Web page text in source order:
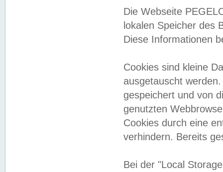
Die Webseite
lokalen Speicher des
Diese Informationen
Cookies sind kleine
ausgetauscht
gespeichert und von
genutzten
Cookies durch eine
verhindern. Bereits
Bei der "Local